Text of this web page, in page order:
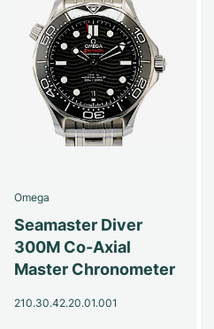
Omega
Seamaster Diver
300M Co-Axial
Master Chronometer
210.30.42.20.01.001